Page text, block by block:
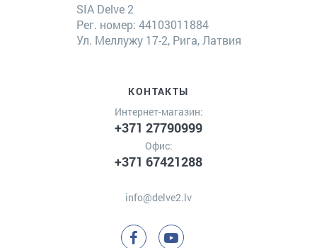
SIA Delve 2
Рег. номер: 44103011884
Ул. Меллужу 17-2, Рига, Латвия
КОНТАКТЫ
Интернет-магазин:
+371 27790999
Офис:
+371 67421288
info@delve2.lv